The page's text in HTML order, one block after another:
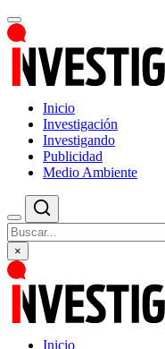
Inicio
Investigación
Investigando
Publicidad
Medio Ambiente
×
Inicio